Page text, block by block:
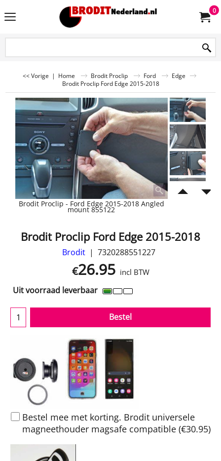
0
<< Vorige | Home Brodit Proclip Ford
Edge
Brodit Proclip Ford Edge 2015-2018
Brodit Proclip - Ford Edge 2015-2018 Angled
mount 855122
Brodit Proclip Ford Edge 2015-2018
Brodit 7320288551227
€26.95 incl BTW
Uit voorraad leverbaar
Bestel
Bestel mee met korting. Brodit universele
magneethouder magsafe compatible (€30.95)